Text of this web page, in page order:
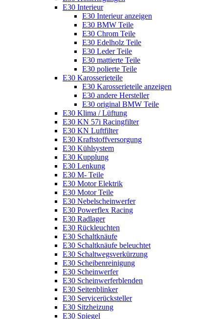
E30 Interieur
E30 Interieur anzeigen
E30 BMW Teile
E30 Chrom Teile
E30 Edelholz Teile
E30 Leder Teile
E30 mattierte Teile
E30 polierte Teile
E30 Karosserieteile
E30 Karosserieteile anzeigen
E30 andere Hersteller
E30 original BMW Teile
E30 Klima / Lüftung
E30 KN 57i Racingfilter
E30 KN Luftfilter
E30 Kraftstoffversorgung
E30 Kühlsystem
E30 Kupplung
E30 Lenkung
E30 M- Teile
E30 Motor Elektrik
E30 Motor Teile
E30 Nebelscheinwerfer
E30 Powerflex Racing
E30 Radlager
E30 Rückleuchten
E30 Schaltknäufe
E30 Schaltknäufe beleuchtet
E30 Schaltwegsverkürzung
E30 Scheibenreinigung
E30 Scheinwerfer
E30 Scheinwerferblenden
E30 Seitenblinker
E30 Servicerücksteller
E30 Sitzheizung
E30 Spiegel